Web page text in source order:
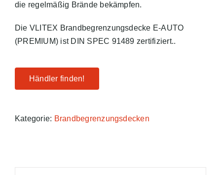
die regelmäßig Brände bekämpfen.
Die VLITEX Brandbegrenzungsdecke E-AUTO
(PREMIUM) ist DIN SPEC 91489 zertifiziert..
Händler finden!
Kategorie: Brandbegrenzungsdecken